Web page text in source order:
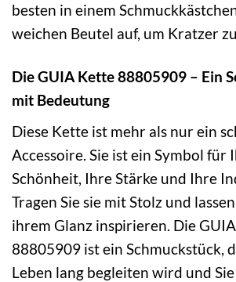
besten in einem
weichen Beutel auf, um Kratzer
Die GUIA Kette 88805909 – Ein
mit Bedeutung
Diese Kette ist mehr als nur ein
Accessoire. Sie ist ein Symbol für
Schönheit, Ihre Stärke und Ihre
Tragen Sie sie mit Stolz und
ihrem Glanz inspirieren. Die
88805909 ist ein Schmuckstück,
Leben lang begleiten wird und